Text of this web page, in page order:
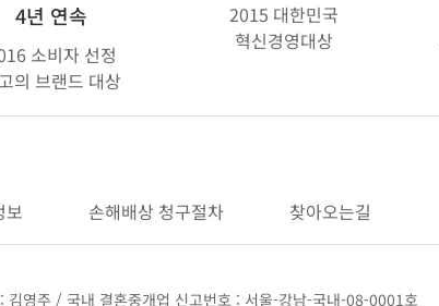
4년 연속
소비자 선정
의 브랜드 대상
2015 대한민국
혁신경영대상
보 손해배상 청구절차 찾아오는길
영주 / 국내 결혼중개업 신고번호 : 서울-강남-국내-08-0001호